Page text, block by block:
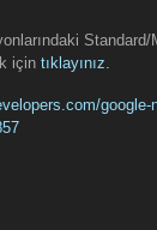
içintıklayınız.
google-